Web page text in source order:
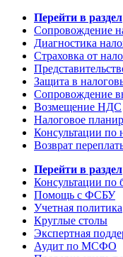
Перейти в раздел
Сопровождение
Диагностика
Страховка от
Защита в
Сопровождение
Возмещение НДС
Налоговое
Консультации по
Возврат
Перейти в раздел
Консультации по
Помощь с ФСБУ
Учетная политика
Круглые столы
Экспертная
Аудит по МСФО